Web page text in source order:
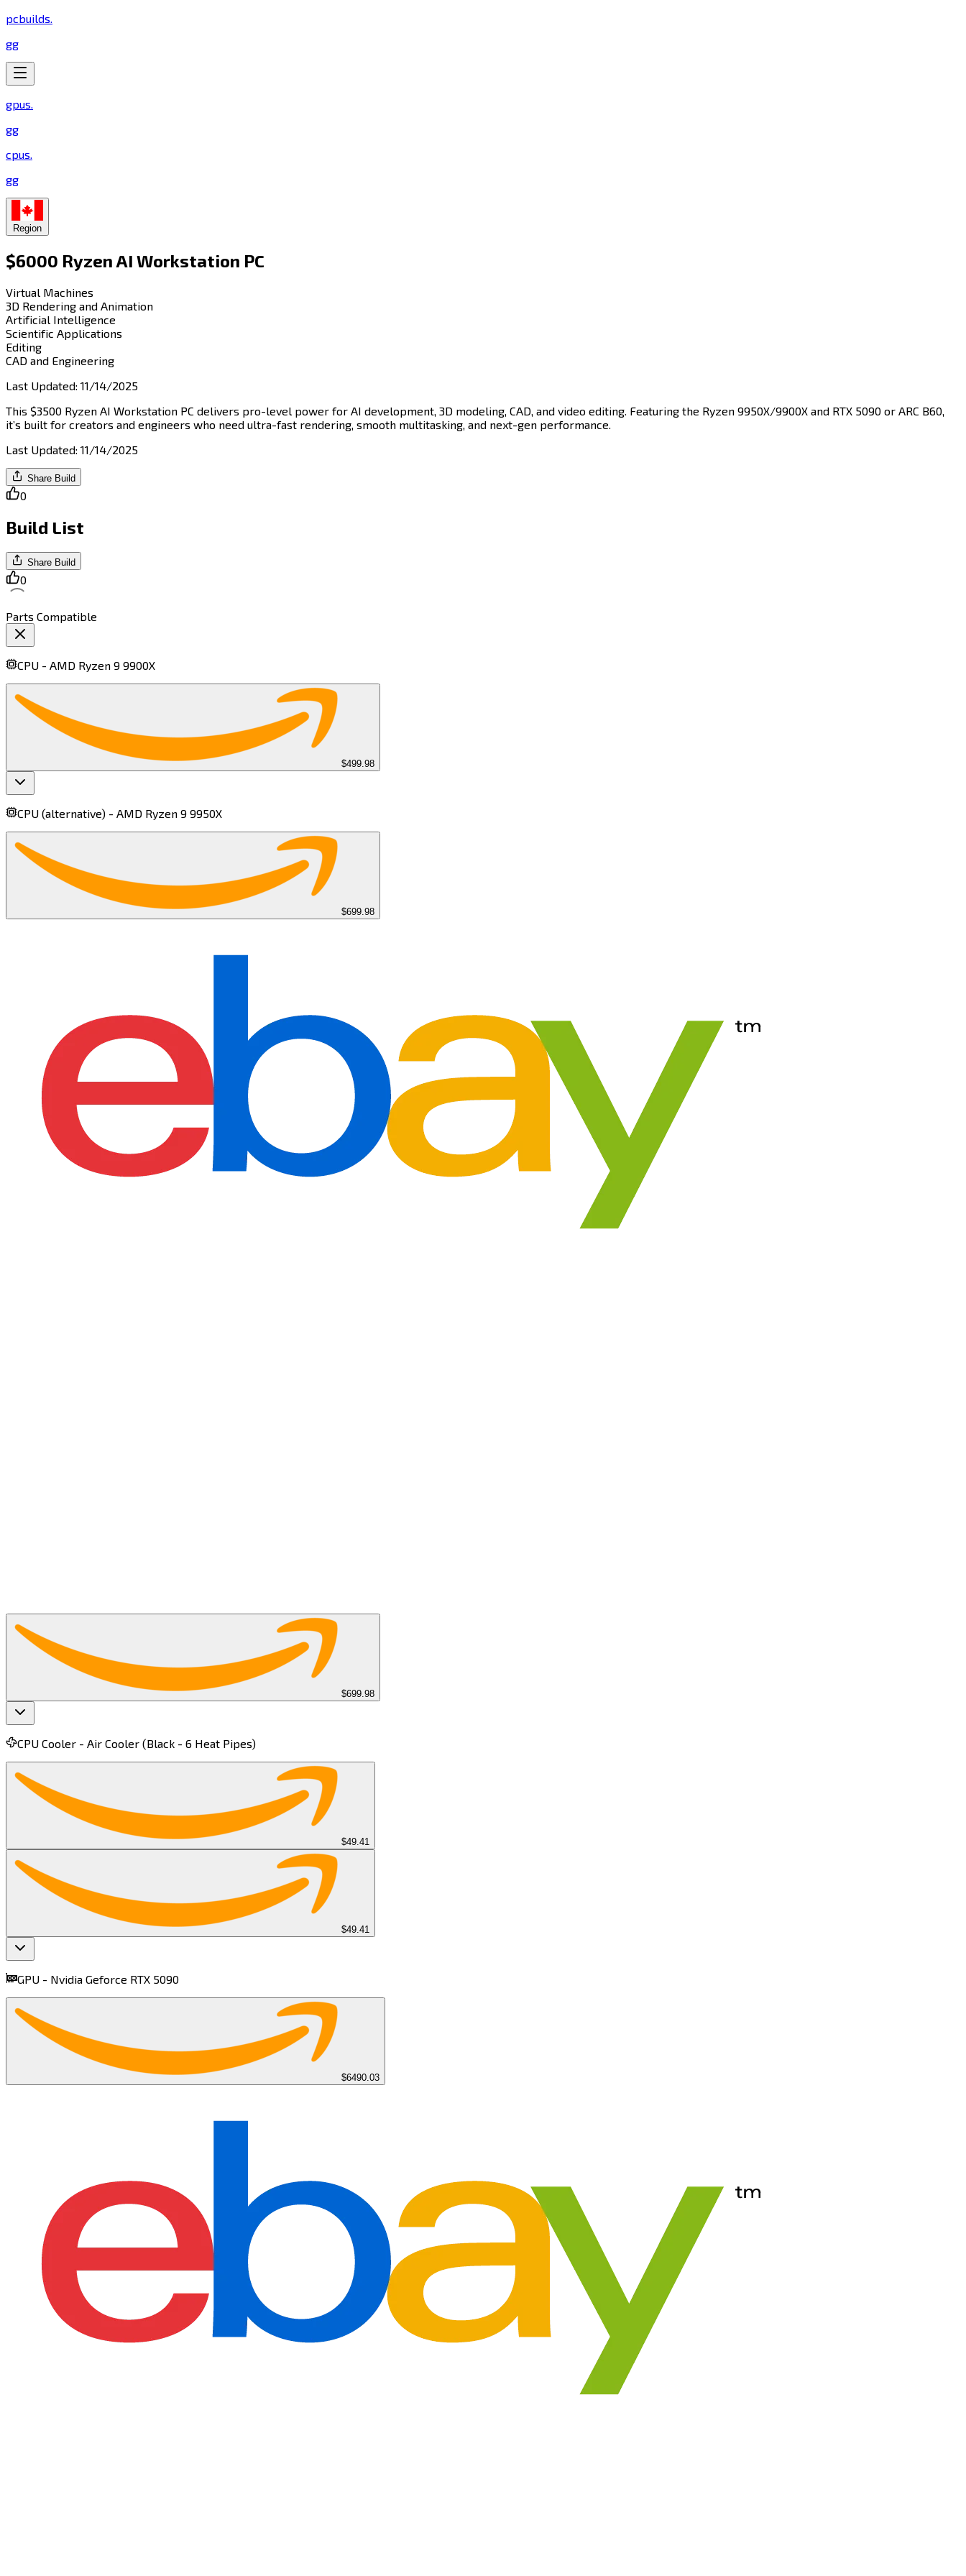
pcbuilds.
gg
gpus.
gg
cpus.
gg
Region
$6000 Ryzen AI Workstation PC​​​​‌ ‍ ​‍​‍‌‍ ‌ ​‍‌‍‍‌‌‍‌ ‌‍‍‌‌‍ ‍​‍​‍​ ‍‍​‍​‍‌ ​ ‌‍​‌‌‍ ‍‌‍‍‌‌ ‌​‌ ‍‌​‍ ‍‌‍‍‌‌‍ ​‍​‍​‍ ​​‍​‍‌‍‍​‌ ​‍‌‍‌‌‌‍‌‍​‍​‍​ ‍‍​‍​‍​‍ ‌‍​‌‌‍‌​‌‍ ‌‌‍‍‌‌‍ ‍​‍ ‌‍‍‌‌‍ ‍‌ ‌​‌‍‌‌‌‍ ‍‌ ‌​​‍ ‌‍‌‌‌‍‌​‌‍‍‌‌ ‌​​‍ ‌‍ ‌‌‍ ‌‍‌​‌‍‌‌​ ‌‌ ​​‌ ​‍‌‍‌‌‌ ​ ‌‍‌‌‌‍ ‍‌ ‌​‌‍​‌‌ ‌​‌‍‍‌‌‍ ‌‍ ‍​ ‍ ‌‍‍‌‌‍‌​​ ‌​ ‍​‌‍‌‍​ ‌‌‌‍‌‌​ ‌ ​ ​ ​ ‍‌‌‍‌​​‍ ‌​ ​​​ ​ ​ ​‌‌‍‌‍​‍ ‌​ ‌​​ ​‍​ ‌ ​ ‌​​‍ ‌‌‍​‌​ ​​‌‍​‌‌‍​‌​‍ ‌‌‍‌‍‌‍​ ​ ‌ ‌‍​‍​ ​‌‌‍‌‌​ ‍‌​ ​​​ ‍​‌‍​‌​ ‌‍​ ‌​​ ‍ ‌ ‌​‌ ‍‌‌ ​​‌‍‌‌​ ‌‌‍​‍‌ ‌‌‌‍‍‌‌‍ ​‌‍‌​​ ‍ ‌ ​​‌‍​‌‌ ‌​‌‍‍​​ ‌‌‍‍‌​ ​‌​ ‍​‌‍ ‍‌‌ ‌‍ ‍‌‍​‌‌‍ ‌‌‍‌‌​‍‌‌​ ‌‌‌​​‍‌‌ ‌‍‍ ‌‍‌‌‌ ‍‌​‍‌‌​ ​ ‌​‌​​‍‌‌​ ​ ‌​‌​​‍‌‌​ ​‍​ ​‍‌‍‌‌‌‍ ‍​‍‌‌​ ​‍​ ​‍​‍‌‌​ ‌‌‌​‌​​‍ ‍‌ ‌‍‌‍​‌‌‍ ​‌ ‌‌‌‍‌‌​ ‌‍​‍‌‍​‌‌ ​ ‌‍‌‌‌‌‌‌‌ ​‍‌‍ ​​ ‌​‍‌‌​ ​‍‌​‌‍‌‍​‌‌‍‌​‌‍ ‌‌‍‍‌‌‍ ‍​‍‌‍‌‍‍‌‌‍‌​​ ‌​ ‍​‌‍‌‍​ ‌‌‌‍‌‌​ ‌ ​ ​ ​ ‍‌‌‍‌​​‍ ‌​ ​​​ ​ ​ ​‌‌‍‌‍​‍ ‌​ ‌​​ ​‍​ ‌ ​ ‌​​‍ ‌‌‍​‌​ ​​‌‍​‌‌‍​‌​‍ ‌‌‍‌‍‌‍​ ​ ‌ ‌‍​‍​ ​‌‌‍‌‌​ ‍‌​ ​​​ ‍​‌‍​‌​ ‌‍​ ‌​​‍‌‍‌ ‌​‌ ‍‌‌ ​​‌‍‌‌​ ‌‌‍​‍‌ ‌‌‌‍‍‌‌‍ ​‌‍‌​​‍‌‍‌ ​​‌‍​‌‌ ‌​‌‍‍​​ ‌‌‍‍‌​ ​‌​ ‍​‌‍ ‍‌‌ ‌‍ ‍‌‍​‌‌‍ ‌‌‍‌‌​‍‌‌​ ‌‌‌​​‍‌‌ ‌‍‍ ‌‍‌‌‌ ‍‌​‍‌‌​ ​ ‌​‌​​‍‌‌​ ​ ‌​‌​​‍‌‌​ ​‍​ ​‍‌‍‌‌‌‍ ‍​‍‌‌​ ​‍​ ​‍​‍‌‌​ ‌‌‌​‌​​‍ ‍‌ ‌‍‌‍​‌‌‍ ​‌ ‌‌‌‍‌‌​‍‌‍‌ ​​‌‍‌‌‌ ​‍‌ ​ ‌ ​​‌‍‌‌‌‍​ ‌ ‌​‌‍‍‌‌ ‌‍‌‍‌‌​ ‌‌ ​​‌ ‌‌‌‍​‍‌‍ ​‌‍‍‌‌ ​ ‌‍‍​‌‍‌‌‌‍‌​​‍​‍‌ ‌
Virtual Machines​​​​‌ ‍ ​‍​‍‌‍ ‌ ​‍‌‍‍‌‌‍‌ ‌‍‍‌‌‍ ‍​‍​‍​ ‍‍​‍​‍‌ ​ ‌‍​‌‌‍ ‍‌‍‍‌‌ ‌​‌ ‍‌​‍ ‍‌‍‍‌‌‍ ​‍​‍​‍ ​​‍​‍‌‍‍​‌ ​‍‌‍‌‌‌‍‌‍​‍​‍​ ‍‍​‍​‍​‍ ‌‍​‌‌‍‌​‌‍ ‌‌‍‍‌‌‍ ‍​‍ ‌‍‍‌‌‍ ‍‌ ‌​‌‍‌‌‌‍ ‍‌ ‌​​‍ ‌‍‌‌‌‍‌​‌‍‍‌‌ ‌​​‍ ‌‍ ‌‌‍ ‌‍‌​‌‍‌‌​ ‌‌ ​​‌ ​‍‌‍‌‌‌ ​ ‌‍‌‌‌‍ ‍‌ ‌​‌‍​‌‌ ‌​‌‍‍‌‌‍ ‌‍ ‍​ ‍ ‌‍‍‌‌‍‌​​ ‌​ ‌​​ ​‍​ ‌ ‌‍‌​​ ‌‌‌‍‌‍​ ‌‍​ ‌‍​‍ ‌​ ‌​‌‍​ ‌‍‌​​ ​ ​‍ ‌​ ‌​​ ​‌​ ‌​‌‍​‍​‍ ‌‌‍​‌​ ‍‌​ ‌ ‌‍‌​​‍ ‌​ ‌ ​ ​ ‌‍‌‌‌‍‌‍​ ‌‍​ ‌‌​ ​ ‌‍​ ​ ‌​​ ​‍​ ‍‌​ ​‌​ ‍ ‌ ‌​‌ ‍‌‌ ​​‌‍‌‌​ ‌‌ ‌​‌‍​‌‌‍‌ ​ ‍ ‌ ​​‌‍​‌‌ ‌​‌‍‍​​ ‌‌‍ ‍‌‍​‌‌‍ ‌‌‍‌‌​ ‌‍​‍‌‍​‌‌ ​ ‌‍‌‌‌‌‌‌‌ ​‍‌‍ ​​ ‌​‍‌‌​ ​‍‌​‌‍‌‍​‌‌‍‌​‌‍ ‌‌‍‍‌‌‍ ‍​‍‌‍‌‍‍‌‌‍‌​​ ‌​ ‌​​ ​‍​ ‌ ‌‍‌​​ ‌‌‌‍‌‍​ ‌‍​ ‌‍​‍ ‌​ ‌​‌‍​ ‌‍‌​​ ​ ​‍ ‌​ ‌​​ ​‌​ ‌​‌‍​‍​‍ ‌‌‍​‌​ ‍‌​ ‌ ‌‍‌​​‍ ‌​ ‌ ​ ​ ‌‍‌‌‌‍‌‍​ ‌‍​ ‌‌​ ​ ‌‍​ ​ ‌​​ ​‍​ ‍‌​ ​‌​‍‌‍‌ ‌​‌ ‍‌‌ ​​‌‍‌‌​ ‌‌ ‌​‌‍​‌‌‍‌ ​‍‌‍‌ ​​‌‍​‌‌ ‌​‌‍‍​​ ‌‌‍ ‍‌‍​‌‌‍ ‌‌‍‌‌​‍‌‍‌ ​​‌‍‌‌‌ ​‍‌ ​ ‌ ​​‌‍‌‌‌‍​ ‌ ‌​‌‍‍‌‌ ‌‍‌‍‌‌​ ‌‌ ​​‌ ‌‌‌‍​‍‌‍ ​‌‍‍‌‌ ​ ‌‍‍​‌‍‌‌‌‍‌​​‍​‍‌ ‌
3D Rendering and Animation​​​​‌ ‍ ​‍​‍‌‍ ‌ ​‍‌‍‍‌‌‍‌ ‌‍‍‌‌‍ ‍​‍​‍​ ‍‍​‍​‍‌ ​ ‌‍​‌‌‍ ‍‌‍‍‌‌ ‌​‌ ‍‌​‍ ‍‌‍‍‌‌‍ ​‍​‍​‍ ​​‍​‍‌‍‍​‌ ​‍‌‍‌‌‌‍‌‍​‍​‍​ ‍‍​‍​‍​‍ ‌‍​‌‌‍‌​‌‍ ‌‌‍‍‌‌‍ ‍​‍ ‌‍‍‌‌‍ ‍‌ ‌​‌‍‌‌‌‍ ‍‌ ‌​​‍ ‌‍‌‌‌‍‌​‌‍‍‌‌ ‌​​‍ ‌‍ ‌‌‍ ‌‍‌​‌‍‌‌​ ‌‌ ​​‌ ​‍‌‍‌‌‌ ​ ‌‍‌‌‌‍ ‍‌ ‌​‌‍​‌‌ ‌​‌‍‍‌‌‍ ‌‍ ‍​ ‍ ‌‍‍‌‌‍‌​​ ‌​ ‍​‌‍​‍‌‍​‍​ ​ ​ ‌‌​ ​ ​ ‌​​ ‌‌​‍ ‌‌‍​‍​ ​‍​ ​‌​ ​ ​‍ ‌​ ‌​‌‍​‌‌‍‌‍​ ​​​‍ ‌​ ‍‌​ ​‌​ ‌‌​ ‍‌​‍ ‌‌‍​‍‌‍​‌​ ‍​​ ‌​‌‍‌​‌‍‌​‌‍‌​​ ​​‌‍​ ​ ​‌​ ​‌‌‍​‍​ ‍ ‌ ‌​‌ ‍‌‌ ​​‌‍‌‌​ ‌‌ ‌​‌‍​‌‌‍‌ ​ ‍ ‌ ​​‌‍​‌‌ ‌​‌‍‍​​ ‌‌‍ ‍‌‍​‌‌‍ ‌‌‍‌‌​ ‌‍​‍‌‍​‌‌ ​ ‌‍‌‌‌‌‌‌‌ ​‍‌‍ ​​ ‌​‍‌‌​ ​‍‌​‌‍‌‍​‌‌‍‌​‌‍ ‌‌‍‍‌‌‍ ‍​‍‌‍‌‍‍‌‌‍‌​​ ‌​ ‍​‌‍​‍‌‍​‍​ ​ ​ ‌‌​ ​ ​ ‌​​ ‌‌​‍ ‌‌‍​‍​ ​‍​ ​‌​ ​ ​‍ ‌​ ‌​‌‍​‌‌‍‌‍​ ​​​‍ ‌​ ‍‌​ ​‌​ ‌‌​ ‍‌​‍ ‌‌‍​‍‌‍​‌​ ‍​​ ‌​‌‍‌​‌‍‌​‌‍‌​​ ​​‌‍​ ​ ​‌​ ​‌‌‍​‍​‍‌‍‌ ‌​‌ ‍‌‌ ​​‌‍‌‌​ ‌‌ ‌​‌‍​‌‌‍‌ ​‍‌‍‌ ​​‌‍​‌‌ ‌​‌‍‍​​ ‌‌‍ ‍‌‍​‌‌‍ ‌‌‍‌‌​‍‌‍‌ ​​‌‍‌‌‌ ​‍‌ ​ ‌ ​​‌‍‌‌‌‍​ ‌ ‌​‌‍‍‌‌ ‌‍‌‍‌‌​ ‌‌ ​​‌ ‌‌‌‍​‍‌‍ ​‌‍‍‌‌ ​ ‌‍‍​‌‍‌‌‌‍‌​​‍​‍‌ ‌
Artificial Intelligence​​​​‌ ‍ ​‍​‍‌‍ ‌ ​‍‌‍‍‌‌‍‌ ‌‍‍‌‌‍ ‍​‍​‍​ ‍‍​‍​‍‌ ​ ‌‍​‌‌‍ ‍‌‍‍‌‌ ‌​‌ ‍‌​‍ ‍‌‍‍‌‌‍ ​‍​‍​‍ ​​‍​‍‌‍‍​‌ ​‍‌‍‌‌‌‍‌‍​‍​‍​ ‍‍​‍​‍​‍ ‌‍​‌‌‍‌​‌‍ ‌‌‍‍‌‌‍ ‍​‍ ‌‍‍‌‌‍ ‍‌ ‌​‌‍‌‌‌‍ ‍‌ ‌​​‍ ‌‍‌‌‌‍‌​‌‍‍‌‌ ‌​​‍ ‌‍ ‌‌‍ ‌‍‌​‌‍‌‌​ ‌‌ ​​‌ ​‍‌‍‌‌‌ ​ ‌‍‌‌‌‍ ‍‌ ‌​‌‍​‌‌ ‌​‌‍‍‌‌‍ ‌‍ ‍​ ‍ ‌‍‍‌‌‍‌​​ ‌‌‍‌‌‌‍‌‌​ ‍​​ ​ ​ ​‍​ ‍​‌‍​‍​ ​‍​‍ ‌‌‍‌​​ ‌ ​ ​‍​ ​​​‍ ‌​ ‌​‌‍​‌​ ​​‌‍‌‍​‍ ‌​ ‍​​ ‌‌​ ‌‍​ ‍​​‍ ‌‌‍‌‍‌‍​‌​ ‌‌​ ​​​ ​‌‌‍​‍‌‍‌‌‌‍​‍​ ‍​‌‍​‌‌‍​‌​ ‍​​ ‍ ‌ ‌​‌ ‍‌‌ ​​‌‍‌‌​ ‌‌ ‌​‌‍​‌‌‍‌ ​ ‍ ‌ ​​‌‍​‌‌ ‌​‌‍‍​​ ‌‌‍ ‍‌‍​‌‌‍ ‌‌‍‌‌​ ‌‍​‍‌‍​‌‌ ​ ‌‍‌‌‌‌‌‌‌ ​‍‌‍ ​​ ‌​‍‌‌​ ​‍‌​‌‍‌‍​‌‌‍‌​‌‍ ‌‌‍‍‌‌‍ ‍​‍‌‍‌‍‍‌‌‍‌​​ ‌‌‍‌‌‌‍‌‌​ ‍​​ ​ ​ ​‍​ ‍​‌‍​‍​ ​‍​‍ ‌‌‍‌​​ ‌ ​ ​‍​ ​​​‍ ‌​ ‌​‌‍​‌​ ​​‌‍‌‍​‍ ‌​ ‍​​ ‌‌​ ‌‍​ ‍​​‍ ‌‌‍‌‍‌‍​‌​ ‌‌​ ​​​ ​‌‌‍​‍‌‍‌‌‌‍​‍​ ‍​‌‍​‌‌‍​‌​ ‍​​‍‌‍‌ ‌​‌ ‍‌‌ ​​‌‍‌‌​ ‌‌ ‌​‌‍​‌‌‍‌ ​‍‌‍‌ ​​‌‍​‌‌ ‌​‌‍‍​​ ‌‌‍ ‍‌‍​‌‌‍ ‌‌‍‌‌​‍‌‍‌ ​​‌‍‌‌‌ ​‍‌ ​ ‌ ​​‌‍‌‌‌‍​ ‌ ‌​‌‍‍‌‌ ‌‍‌‍‌‌​ ‌‌ ​​‌ ‌‌‌‍​‍‌‍ ​‌‍‍‌‌ ​ ‌‍‍​‌‍‌‌‌‍‌​​‍​‍‌ ‌
Scientific Applications​​​​‌ ‍ ​‍​‍‌‍ ‌ ​‍‌‍‍‌‌‍‌ ‌‍‍‌‌‍ ‍​‍​‍​ ‍‍​‍​‍‌ ​ ‌‍​‌‌‍ ‍‌‍‍‌‌ ‌​‌ ‍‌​‍ ‍‌‍‍‌‌‍ ​‍​‍​‍ ​​‍​‍‌‍‍​‌ ​‍‌‍‌‌‌‍‌‍​‍​‍​ ‍‍​‍​‍​‍ ‌‍​‌‌‍‌​‌‍ ‌‌‍‍‌‌‍ ‍​‍ ‌‍‍‌‌‍ ‍‌ ‌​‌‍‌‌‌‍ ‍‌ ‌​​‍ ‌‍‌‌‌‍‌​‌‍‍‌‌ ‌​​‍ ‌‍ ‌‌‍ ‌‍‌​‌‍‌‌​ ‌‌ ​​‌ ​‍‌‍‌‌‌ ​ ‌‍‌‌‌‍ ‍‌ ‌​‌‍​‌‌ ‌​‌‍‍‌‌‍ ‌‍ ‍​ ‍ ‌‍‍‌‌‍‌​​ ‌‌‍‌​‌‍​‌​ ‌ ​ ​‍‌‍​‌​ ​‍‌‍​‌​ ‌‍​‍ ‌‌‍‌​​ ‌​​ ‌‍‌‍‌‍​‍ ‌​ ‌​​ ​ ​ ‌‌​ ​ ​‍ ‌​ ‍​​ ​‌‌‍​‌​ ‌ ​‍ ‌‌‍​‍‌‍​‍‌‍​‌​ ‌‍​ ​​‌‍‌‍​ ​‌​ ‌ ​ ‍​​ ​​‌‍​ ​ ‍​​ ‍ ‌ ‌​‌ ‍‌‌ ​​‌‍‌‌​ ‌‌ ‌​‌‍​‌‌‍‌ ​ ‍ ‌ ​​‌‍​‌‌ ‌​‌‍‍​​ ‌‌‍ ‍‌‍​‌‌‍ ‌‌‍‌‌​ ‌‍​‍‌‍​‌‌ ​ ‌‍‌‌‌‌‌‌‌ ​‍‌‍ ​​ ‌​‍‌‌​ ​‍‌​‌‍‌‍​‌‌‍‌​‌‍ ‌‌‍‍‌‌‍ ‍​‍‌‍‌‍‍‌‌‍‌​​ ‌‌‍‌​‌‍​‌​ ‌ ​ ​‍‌‍​‌​ ​‍‌‍​‌​ ‌‍​‍ ‌‌‍‌​​ ‌​​ ‌‍‌‍‌‍​‍ ‌​ ‌​​ ​ ​ ‌‌​ ​ ​‍ ‌​ ‍​​ ​‌‌‍​‌​ ‌ ​‍ ‌‌‍​‍‌‍​‍‌‍​‌​ ‌‍​ ​​‌‍‌‍​ ​‌​ ‌ ​ ‍​​ ​​‌‍​ ​ ‍​​‍‌‍‌ ‌​‌ ‍‌‌ ​​‌‍‌‌​ ‌‌ ‌​‌‍​‌‌‍‌ ​‍‌‍‌ ​​‌‍​‌‌ ‌​‌‍‍​​ ‌‌‍ ‍‌‍​‌‌‍ ‌‌‍‌‌​‍‌‍‌ ​​‌‍‌‌‌ ​‍‌ ​ ‌ ​​‌‍‌‌‌‍​ ‌ ‌​‌‍‍‌‌ ‌‍‌‍‌‌​ ‌‌ ​​‌ ‌‌‌‍​‍‌‍ ​‌‍‍‌‌ ​ ‌‍‍​‌‍‌‌‌‍‌​​‍​‍‌ ‌
Editing​​​​‌ ‍ ​‍​‍‌‍ ‌ ​‍‌‍‍‌‌‍‌ ‌‍‍‌‌‍ ‍​‍​‍​ ‍‍​‍​‍‌ ​ ‌‍​‌‌‍ ‍‌‍‍‌‌ ‌​‌ ‍‌​‍ ‍‌‍‍‌‌‍ ​‍​‍​‍ ​​‍​‍‌‍‍​‌ ​‍‌‍‌‌‌‍‌‍​‍​‍​ ‍‍​‍​‍​‍ ‌‍​‌‌‍‌​‌‍ ‌‌‍‍‌‌‍ ‍​‍ ‌‍‍‌‌‍ ‍‌ ‌​‌‍‌‌‌‍ ‍‌ ‌​​‍ ‌‍‌‌‌‍‌​‌‍‍‌‌ ‌​​‍ ‌‍ ‌‌‍ ‌‍‌​‌‍‌‌​ ‌‌ ​​‌ ​‍‌‍‌‌‌ ​ ‌‍‌‌‌‍ ‍‌ ‌​‌‍​‌‌ ‌​‌‍‍‌‌‍ ‌‍ ‍​ ‍ ‌‍‍‌‌‍‌​​ ‌‌‍‌​​ ‌ ‌‍​‍‌‍‌​​ ​‌‌‍​ ​ ‌‍​ ‌​​‍ ‌​ ​‍​ ‌ ​ ‌​​ ‍‌​‍ ‌​ ‌​​ ​‍​ ​ ​ ‍‌​‍ ‌​ ‍​​ ​​​ ‌​‌‍‌‍​‍ ‌​ ‌‍‌‍‌‍‌‍​ ​ ‌‌​ ‌‌‌‍‌​​ ​‌​ ‌ ‌‍​‍‌‍​‍‌‍‌‌​ ​‌​ ‍ ‌ ‌​‌ ‍‌‌ ​​‌‍‌‌​ ‌‌ ‌​‌‍​‌‌‍‌ ​ ‍ ‌ ​​‌‍​‌‌ ‌​‌‍‍​​ ‌‌‍ ‍‌‍​‌‌‍ ‌‌‍‌‌​ ‌‍​‍‌‍​‌‌ ​ ‌‍‌‌‌‌‌‌‌ ​‍‌‍ ​​ ‌​‍‌‌​ ​‍‌​‌‍‌‍​‌‌‍‌​‌‍ ‌‌‍‍‌‌‍ ‍​‍‌‍‌‍‍‌‌‍‌​​ ‌‌‍‌​​ ‌ ‌‍​‍‌‍‌​​ ​‌‌‍​ ​ ‌‍​ ‌​​‍ ‌​ ​‍​ ‌ ​ ‌​​ ‍‌​‍ ‌​ ‌​​ ​‍​ ​ ​ ‍‌​‍ ‌​ ‍​​ ​​​ ‌​‌‍‌‍​‍ ‌​ ‌‍‌‍‌‍‌‍​ ​ ‌‌​ ‌‌‌‍‌​​ ​‌​ ‌ ‌‍​‍‌‍​‍‌‍‌‌​ ​‌​‍‌‍‌ ‌​‌ ‍‌‌ ​​‌‍‌‌​ ‌‌ ‌​‌‍​‌‌‍‌ ​‍‌‍‌ ​​‌‍​‌‌ ‌​‌‍‍​​ ‌‌‍ ‍‌‍​‌‌‍ ‌‌‍‌‌​‍‌‍‌ ​​‌‍‌‌‌ ​‍‌ ​ ‌ ​​‌‍‌‌‌‍​ ‌ ‌​‌‍‍‌‌ ‌‍‌‍‌‌​ ‌‌ ​​‌ ‌‌‌‍​‍‌‍ ​‌‍‍‌‌ ​ ‌‍‍​‌‍‌‌‌‍‌​​‍​‍‌ ‌
CAD and Engineering​​​​‌ ‍ ​‍​‍‌‍ ‌ ​‍‌‍‍‌‌‍‌ ‌‍‍‌‌‍ ‍​‍​‍​ ‍‍​‍​‍‌ ​ ‌‍​‌‌‍ ‍‌‍‍‌‌ ‌​‌ ‍‌​‍ ‍‌‍‍‌‌‍ ​‍​‍​‍ ​​‍​‍‌‍‍​‌ ​‍‌‍‌‌‌‍‌‍​‍​‍​ ‍‍​‍​‍​‍ ‌‍​‌‌‍‌​‌‍ ‌‌‍‍‌‌‍ ‍​‍ ‌‍‍‌‌‍ ‍‌ ‌​‌‍‌‌‌‍ ‍‌ ‌​​‍ ‌‍‌‌‌‍‌​‌‍‍‌‌ ‌​​‍ ‌‍ ‌‌‍ ‌‍‌​‌‍‌‌​ ‌‌ ​​‌ ​‍‌‍‌‌‌ ​ ‌‍‌‌‌‍ ‍‌ ‌​‌‍​‌‌ ‌​‌‍‍‌‌‍ ‌‍ ‍​ ‍ ‌‍‍‌‌‍‌​​ ‌‌‍​‍​ ​‍‌‍​‌‌‍​‍‌‍‌​​ ​‍​ ‍‌‌‍​‌​‍ ‌​ ​‍‌‍​‌‌‍‌​​ ‍‌​‍ ‌​ ‌​​ ‌‍‌‍​‌​ ​‍​‍ ‌​ ‍​‌‍‌​​ ​‌​ ‌‌​‍ ‌​ ​‍​ ​​​ ​‍​ ‌‌‌‍‌‌​ ​ ​ ‌‌​ ​ ​ ​‌‌‍‌​​ ​​​ ​ ​ ‍ ‌ ‌​‌ ‍‌‌ ​​‌‍‌‌​ ‌‌ ‌​‌‍​‌‌‍‌ ​ ‍ ‌ ​​‌‍​‌‌ ‌​‌‍‍​​ ‌‌‍ ‍‌‍​‌‌‍ ‌‌‍‌‌​ ‌‍​‍‌‍​‌‌ ​ ‌‍‌‌‌‌‌‌‌ ​‍‌‍ ​​ ‌​‍‌‌​ ​‍‌​‌‍‌‍​‌‌‍‌​‌‍ ‌‌‍‍‌‌‍ ‍​‍‌‍‌‍‍‌‌‍‌​​ ‌‌‍​‍​ ​‍‌‍​‌‌‍​‍‌‍‌​​ ​‍​ ‍‌‌‍​‌​‍ ‌​ ​‍‌‍​‌‌‍‌​​ ‍‌​‍ ‌​ ‌​​ ‌‍‌‍​‌​ ​‍​‍ ‌​ ‍​‌‍‌​​ ​‌​ ‌‌​‍ ‌​ ​‍​ ​​​ ​‍​ ‌‌‌‍‌‌​ ​ ​ ‌‌​ ​ ​ ​‌‌‍‌​​ ​​​ ​ ​‍‌‍‌ ‌​‌ ‍‌‌ ​​‌‍‌‌​ ‌‌ ‌​‌‍​‌‌‍‌ ​‍‌‍‌ ​​‌‍​‌‌ ‌​‌‍‍​​ ‌‌‍ ‍‌‍​‌‌‍ ‌‌‍‌‌​‍‌‍‌ ​​‌‍‌‌‌ ​‍‌ ​ ‌ ​​‌‍‌‌‌‍​ ‌ ‌​‌‍‍‌‌ ‌‍‌‍‌‌​ ‌‌ ​​‌ ‌‌‌‍​‍‌‍ ​‌‍‍‌‌ ​ ‌‍‍​‌‍‌‌‌‍‌​​‍​‍‌ ‌
Last Updated: 11/14/2025
This $3500 Ryzen AI Workstation PC delivers pro-level power for AI development, 3D modeling, CAD, and video editing. Featuring the Ryzen 9950X/9900X and RTX 5090 or ARC B60,
it’s built for creators and engineers who need ultra-fast rendering, smooth multitasking, and next-gen performance.​​​​‌ ‍ ​‍​‍‌‍ ‌ ​‍‌‍‍‌‌‍‌ ‌‍‍‌‌‍ ‍​‍​‍​ ‍‍​‍​‍‌ ​ ‌‍​‌‌‍ ‍‌‍‍‌‌ ‌​‌ ‍‌​‍ ‍‌‍‍‌‌‍ ​‍​‍​‍ ​​‍​‍‌‍‍​‌ ​‍‌‍‌‌‌‍‌‍​‍​‍​ ‍‍​‍​‍​‍ ‌‍​‌‌‍‌​‌‍ ‌‌‍‍‌‌‍ ‍​‍ ‌‍‍‌‌‍ ‍‌ ‌​‌‍‌‌‌‍ ‍‌ ‌​​‍ ‌‍‌‌‌‍‌​‌‍‍‌‌ ‌​​‍ ‌‍ ‌‌‍ ‌‍‌​‌‍‌‌​ ‌‌ ​​‌ ​‍‌‍‌‌‌ ​ ‌‍‌‌‌‍ ‍‌ ‌​‌‍​‌‌ ‌​‌‍‍‌‌‍ ‌‍ ‍​ ‍ ‌‍‍‌‌‍‌​​ ‌​ ‍​‌‍‌‍​ ‌‌‌‍‌‌​ ‌ ​ ​ ​ ‍‌‌‍‌​​‍ ‌​ ​​​ ​ ​ ​‌‌‍‌‍​‍ ‌​ ‌​​ ​‍​ ‌ ​ ‌​​‍ ‌‌‍​‌​ ​​‌‍​‌‌‍​‌​‍ ‌‌‍‌‍‌‍​ ​ ‌ ‌‍​‍​ ​‌‌‍‌‌​ ‍‌​ ​​​ ‍​‌‍​‌​ ‌‍​ ‌​​ ‍ ‌ ‌​‌ ‍‌‌ ​​‌‍‌‌​ ‌‌‍​‍‌ ‌‌‌‍‍‌‌‍ ​‌‍‌​​ ‍ ‌ ​​‌‍​‌‌ ‌​‌‍‍​​ ‌‌‍‍‌​ ​‌​ ‍​‌‍ ‍‌‌ ‌ ​ ‌‍‍​‌‍ ‌ ​‍‌ ‌​‌‌ ‌‍‌​‌‍‌‌‌ ​ ‌‍​ ​‍‌‌​ ‌‌‌​​‍‌‌ ‌‍‍ ‌‍‌‌‌ ‍‌​‍‌‌​ ​ ‌​‌​​‍‌‌​ ​ ‌​‌​​‍‌‌​ ​‍​ ​‍‌‍‌‌‌‍ ‍​‍‌‌​ ​‍​ ​‍​‍‌‌​ ‌‌‌​‌​​‍ ‍‌ ‌‍‌‍​‌‌‍ ​‌ ‌‌‌‍‌‌​‍‌‌​ ‌‌‌​​‍‌‌ ‌‍‍ ‌‍‌‌‌ ‍‌​‍‌‌​ ​ ‌​‌​​‍‌‌​ ​ ‌​‌​​‍‌‌​ ​‍​ ​‍​ ‌‍​ ​ ​ ​‍​ ‍‌​ ​​​ ‌​​ ​ ​ ​ ​ ‍‌​ ‍​‌‍​‌​ ​‌​‍‌‌​ ​‍​ ​‍​‍‌‌​ ‌‌‌​‌​​‍ ‍‌‍​ ‌‍‍​‌‍‍‌‌‍ ​‌‍‌​‌ ​‍‌‍‌‌‌‍ ‍​‍‌‌​ ‌‌‌​​‍‌‌ ‌‍‍ ‌‍‌‌‌ ‍‌​‍‌‌​ ​ ‌​‌​​‍‌‌​ ​ ‌​‌​​‍‌‌​ ​‍​ ​‍‌‍‌‌‌‍​‍​ ‍​​ ​​‌‍‌​‌‍​‍‌‍​ ‌‍‌‌​ ​ ​ ‌​‌‍‌‌‌‍​‍​‍‌‌​ ​‍​ ​‍​‍‌‌​ ‌‌‌​‌​​‍ ‍‌ ‌​‌‍‌‌‌ ‍​‌ ‌​​ ‌‍​‍‌‍​‌‌ ​ ‌‍‌‌‌‌‌‌‌ ​‍‌‍ ​​ ‌​‍‌‌​ ​‍‌​‌‍‌‍​‌‌‍‌​‌‍ ‌‌‍‍‌‌‍ ‍​‍‌‍‌‍‍‌‌‍‌​​ ‌​ ‍​‌‍‌‍​ ‌‌‌‍‌‌​ ‌ ​ ​ ​ ‍‌‌‍‌​​‍ ‌​ ​​​ ​ ​ ​‌‌‍‌‍​‍ ‌​ ‌​​ ​‍​ ‌ ​ ‌​​‍ ‌‌‍​‌​ ​​‌‍​‌‌‍​‌​‍ ‌‌‍‌‍‌‍​ ​ ‌ ‌‍​‍​ ​‌‌‍‌‌​ ‍‌​ ​​​ ‍​‌‍​‌​ ‌‍​ ‌​​‍‌‍‌ ‌​‌ ‍‌‌ ​​‌‍‌‌​ ‌‌‍​‍‌ ‌‌‌‍‍‌‌‍ ​‌‍‌​​‍‌‍‌ ​​‌‍​‌‌ ‌​‌‍‍​​ ‌‌‍‍‌​ ​‌​ ‍​‌‍ ‍‌‌ ‌ ​ ‌‍‍​‌‍ ‌ ​‍‌ ‌​‌‌ ‌‍‌​‌‍‌‌‌ ​ ‌‍​ ​‍‌‌​ ‌‌‌​​‍‌‌ ‌‍‍ ‌‍‌‌‌ ‍‌​‍‌‌​ ​ ‌​‌​​‍‌‌​ ​ ‌​‌​​‍‌‌​ ​‍​ ​‍‌‍‌‌‌‍ ‍​‍‌‌​ ​‍​ ​‍​‍‌‌​ ‌‌‌​‌​​‍ ‍‌ ‌‍‌‍​‌‌‍ ​‌ ‌‌‌‍‌‌​‍‌‌​ ‌‌‌​​‍‌‌ ‌‍‍ ‌‍‌‌‌ ‍‌​‍‌‌​ ​ ‌​‌​​‍‌‌​ ​ ‌​‌​​‍‌‌​ ​‍​ ​‍​ ‌‍​ ​ ​ ​‍​ ‍‌​ ​​​ ‌​​ ​ ​ ​ ​ ‍‌​ ‍​‌‍​‌​ ​‌​‍‌‌​ ​‍​ ​‍​‍‌‌​ ‌‌‌​‌​​‍ ‍‌‍​ ‌‍‍​‌‍‍‌‌‍ ​‌‍‌​‌ ​‍‌‍‌‌‌‍ ‍​‍‌‌​ ‌‌‌​​‍‌‌ ‌‍‍ ‌‍‌‌‌ ‍‌​‍‌‌​ ​ ‌​‌​​‍‌‌​ ​ ‌​‌​​‍‌‌​ ​‍​ ​‍‌‍‌‌‌‍​‍​ ‍​​ ​​‌‍‌​‌‍​‍‌‍​ ‌‍‌‌​ ​ ​ ‌​‌‍‌‌‌‍​‍​‍‌‌​ ​‍​ ​‍​‍‌‌​ ‌‌‌​‌​​‍ ‍‌ ‌​‌‍‌‌‌ ‍​‌ ‌​​‍‌‍‌ ​​‌‍‌‌‌ ​‍‌ ​ ‌ ​​‌‍‌‌‌‍​ ‌ ‌​‌‍‍‌‌ ‌‍‌‍‌‌​ ‌‌ ​​‌ ‌‌‌‍​‍‌‍ ​‌‍‍‌‌ ​ ‌‍‍​‌‍‌‌‌‍‌​​‍​‍‌ ‌
Last Updated: 11/14/2025
Share Build
0
Build List
Share Build
0
Parts Compatible
CPU - AMD Ryzen 9 9900X​​​​‌ ‍ ​‍​‍‌‍ ‌ ​‍‌‍‍‌‌‍‌ ‌‍‍‌‌‍ ‍​‍​‍​ ‍‍​‍​‍‌ ​ ‌‍​‌‌‍ ‍‌‍‍‌‌ ‌​‌ ‍‌​‍ ‍‌‍‍‌‌‍ ​‍​‍​‍ ​​‍​‍‌‍‍​‌ ​‍‌‍‌‌‌‍‌‍​‍​‍​ ‍‍​‍​‍​‍ ‌‍​‌‌‍‌​‌‍ ‌‌‍‍‌‌‍ ‍​‍ ‌‍‍‌‌‍ ‍‌ ‌​‌‍‌‌‌‍ ‍‌ ‌​​‍ ‌‍‌‌‌‍‌​‌‍‍‌‌ ‌​​‍ ‌‍ ‌‌‍ ‌‍‌​‌‍‌‌​ ‌‌ ​​‌ ​‍‌‍‌‌‌ ​ ‌‍‌‌‌‍ ‍‌ ‌​‌‍​‌‌ ‌​‌‍‍‌‌‍ ‌‍ ‍​ ‍ ‌‍‍‌‌‍‌​​ ‌‌‍​‌​ ‍‌​ ​‍‌‍‌​​ ‌‍‌‍​‌​ ​‍​ ​​​‍ ‌​ ‌‌​ ‌‌​ ​ ​ ‌‌​‍ ‌​ ‌​​ ‌​​ ​‌​ ​‍​‍ ‌‌‍​‌​ ‌ ​ ‍​​ ​‌​‍ ‌​ ‌​‌‍‌‍​ ​‍​ ​​​ ​​‌‍​‍‌‍​‌‌‍‌​​ ‌‍​ ‌‌​ ‌ ​ ‌‌​ ‍ ‌ ‌​‌ ‍‌‌ ​​‌‍‌‌​ ‌‌‍​ ‌ ​​‌ ‌‌​ ‍ ‌ ​​‌‍​‌‌ ‌​‌‍‍​​ ‌‌‍ ‍‌‍​‌‌‍ ‌‌‍‌‌​ ‌‍​‍‌‍​‌‌ ​ ‌‍‌‌‌‌‌‌‌ ​‍‌‍ ​​ ‌​‍‌‌​ ​‍‌​‌‍‌‍​‌‌‍‌​‌‍ ‌‌‍‍‌‌‍ ‍​‍‌‍‌‍‍‌‌‍‌​​ ‌‌‍​‌​ ‍‌​ ​‍‌‍‌​​ ‌‍‌‍​‌​ ​‍​ ​​​‍ ‌​ ‌‌​ ‌‌​ ​ ​ ‌‌​‍ ‌​ ‌​​ ‌​​ ​‌​ ​‍​‍ ‌‌‍​‌​ ‌ ​ ‍​​ ​‌​‍ ‌​ ‌​‌‍‌‍​ ​‍​ ​​​ ​​‌‍​‍‌‍​‌‌‍‌​​ ‌‍​ ‌‌​ ‌ ​ ‌‌​‍‌‍‌ ‌​‌ ‍‌‌ ​​‌‍‌‌​ ‌‌‍​ ‌ ​​‌ ‌‌​‍‌‍‌ ​​‌‍​‌‌ ‌​‌‍‍​​ ‌‌‍ ‍‌‍​‌‌‍ ‌‌‍‌‌​‍‌‍‌ ​​‌‍‌‌‌ ​‍‌ ​ ‌ ​​‌‍‌‌‌‍​ ‌ ‌​‌‍‍‌‌ ‌‍‌‍‌‌​ ‌‌ ​​‌ ‌‌‌‍​‍‌‍ ​‌‍‍‌‌ ​ ‌‍‍​‌‍‌‌‌‍‌​​‍​‍‌ ‌
$499.98
find more on cpus.gg
The AMD Ryzen 9 9900X comes with 12 cores and 24 threads, boosting up to 5.6 GHz, boasts 64MB L3 cache, a 120W TDP, and retailed for $499 at launch. This CPU is for those who
can't afford a 9950X and need a CPU for strictly workstation applications that desire more than 8 cores.​​​​‌ ‍ ​‍​‍‌‍ ‌ ​‍‌‍‍‌‌‍‌ ‌‍‍‌‌‍ ‍​‍​‍​ ‍‍​‍​‍‌ ​ ‌‍​‌‌‍ ‍‌‍‍‌‌ ‌​‌ ‍‌​‍ ‍‌‍‍‌‌‍ ​‍​‍​‍ ​​‍​‍‌‍‍​‌ ​‍‌‍‌‌‌‍‌‍​‍​‍​ ‍‍​‍​‍​‍ ‌‍​‌‌‍‌​‌‍ ‌‌‍‍‌‌‍ ‍​‍ ‌‍‍‌‌‍ ‍‌ ‌​‌‍‌‌‌‍ ‍‌ ‌​​‍ ‌‍‌‌‌‍‌​‌‍‍‌‌ ‌​​‍ ‌‍ ‌‌‍ ‌‍‌​‌‍‌‌​ ‌‌ ​​‌ ​‍‌‍‌‌‌ ​ ‌‍‌‌‌‍ ‍‌ ‌​‌‍​‌‌ ‌​‌‍‍‌‌‍ ‌‍ ‍​ ‍ ‌‍‍‌‌‍‌​​ ‌‌‍​‌​ ‍‌​ ​‍‌‍‌​​ ‌‍‌‍​‌​ ​‍​ ​​​‍ ‌​ ‌‌​ ‌‌​ ​ ​ ‌‌​‍ ‌​ ‌​​ ‌​​ ​‌​ ​‍​‍ ‌‌‍​‌​ ‌ ​ ‍​​ ​‌​‍ ‌​ ‌​‌‍‌‍​ ​‍​ ​​​ ​​‌‍​‍‌‍​‌‌‍‌​​ ‌‍​ ‌‌​ ‌ ​ ‌‌​ ‍ ‌ ‌​‌ ‍‌‌ ​​‌‍‌‌​ ‌‌‍​ ‌ ​​‌ ‌‌​ ‍ ‌ ​​‌‍​‌‌ ‌​‌‍‍​​ ‌‌‍‍‌​ ​‌​ ‍​‌‍ ‍‌‌ ‌‍‌​‌‍‌‌‌ ​ ‌‍​ ‌ ​‍‌‍‍‌‌ ​​‌ ‌​‌‍‍‌‌‍ ‌‍ ‍​‍‌‌​ ‌‌‌​​‍‌‌ ‌‍‍ ‌‍‌‌‌ ‍‌​‍‌‌​ ​ ‌​‌​​‍‌‌​ ​ ‌​‌​​‍‌‌​ ​‍​ ​‍‌‍‌‌‌‍ ‍​‍‌‌​ ​‍​ ​‍​‍‌‌​ ‌‌‌​‌​​‍ ‍‌ ‌‍‌‍​‌‌‍ ​‌ ‌‌‌‍‌‌​ ‌‍​‍‌‍​‌‌ ​ ‌‍‌‌‌‌‌‌‌ ​‍‌‍ ​​ ‌​‍‌‌​ ​‍‌​‌‍‌‍​‌‌‍‌​‌‍ ‌‌‍‍‌‌‍ ‍​‍‌‍‌‍‍‌‌‍‌​​ ‌‌‍​‌​ ‍‌​ ​‍‌‍‌​​ ‌‍‌‍​‌​ ​‍​ ​​​‍ ‌​ ‌‌​ ‌‌​ ​ ​ ‌‌​‍ ‌​ ‌​​ ‌​​ ​‌​ ​‍​‍ ‌‌‍​‌​ ‌ ​ ‍​​ ​‌​‍ ‌​ ‌​‌‍‌‍​ ​‍​ ​​​ ​​‌‍​‍‌‍​‌‌‍‌​​ ‌‍​ ‌‌​ ‌ ​ ‌‌​‍‌‍‌ ‌​‌ ‍‌‌ ​​‌‍‌‌​ ‌‌‍​ ‌ ​​‌ ‌‌​‍‌‍‌ ​​‌‍​‌‌ ‌​‌‍‍​​ ‌‌‍‍‌​ ​‌​ ‍​‌‍ ‍‌‌ ‌‍‌​‌‍‌‌‌ ​ ‌‍​ ‌ ​‍‌‍‍‌‌ ​​‌ ‌​‌‍‍‌‌‍ ‌‍ ‍​‍‌‌​ ‌‌‌​​‍‌‌ ‌‍‍ ‌‍‌‌‌ ‍‌​‍‌‌​ ​ ‌​‌​​‍‌‌​ ​ ‌​‌​​‍‌‌​ ​‍​ ​‍‌‍‌‌‌‍ ‍​‍‌‌​ ​‍​ ​‍​‍‌‌​ ‌‌‌​‌​​‍ ‍‌ ‌‍‌‍​‌‌‍ ​‌ ‌‌‌‍‌‌​‍‌‍‌ ​​‌‍‌‌‌ ​‍‌ ​ ‌ ​​‌‍‌‌‌‍​ ‌ ‌​‌‍‍‌‌ ‌‍‌‍‌‌​ ‌‌ ​​‌ ‌‌‌‍​‍‌‍ ​‌‍‍‌‌ ​ ‌‍‍​‌‍‌‌‌‍‌​​‍​‍‌ ‌
find more oncpus.gg
CPU (alternative) - AMD Ryzen 9 9950X​​​​‌ ‍ ​‍​‍‌‍ ‌ ​‍‌‍‍‌‌‍‌ ‌‍‍‌‌‍ ‍​‍​‍​ ‍‍​‍​‍‌ ​ ‌‍​‌‌‍ ‍‌‍‍‌‌ ‌​‌ ‍‌​‍ ‍‌‍‍‌‌‍ ​‍​‍​‍ ​​‍​‍‌‍‍​‌ ​‍‌‍‌‌‌‍‌‍​‍​‍​ ‍‍​‍​‍​‍ ‌‍​‌‌‍‌​‌‍ ‌‌‍‍‌‌‍ ‍​‍ ‌‍‍‌‌‍ ‍‌ ‌​‌‍‌‌‌‍ ‍‌ ‌​​‍ ‌‍‌‌‌‍‌​‌‍‍‌‌ ‌​​‍ ‌‍ ‌‌‍ ‌‍‌​‌‍‌‌​ ‌‌ ​​‌ ​‍‌‍‌‌‌ ​ ‌‍‌‌‌‍ ‍‌ ‌​‌‍​‌‌ ‌​‌‍‍‌‌‍ ‌‍ ‍​ ‍ ‌‍‍‌‌‍‌​​ ‌​ ​‌​ ‌‍‌‍‌‍​ ‌​​ ​​​ ‌‌‌‍​‌​ ‌ ​‍ ‌​ ​‍​ ​‌‌‍​ ‌‍‌‌​‍ ‌​ ‌​​ ‍​‌‍​‍​ ‍‌​‍ ‌​ ‍‌​ ‌​​ ‌​‌‍‌‌​‍ ‌​ ‍​‌‍​‍​ ‌‍​ ‌ ​ ​‍​ ‍‌‌‍​‌​ ‌​‌‍‌‌​ ‌‍​ ‌‌​ ‌ ​ ‍ ‌ ‌​‌ ‍‌‌ ​​‌‍‌‌​ ‌‌‍​ ‌ ​​‌ ‌‌​ ‍ ‌ ​​‌‍​‌‌ ‌​‌‍‍​​ ‌‌‍ ‍‌‍​‌‌‍ ‌‌‍‌‌​ ‌‍​‍‌‍​‌‌ ​ ‌‍‌‌‌‌‌‌‌ ​‍‌‍ ​​ ‌​‍‌‌​ ​‍‌​‌‍‌‍​‌‌‍‌​‌‍ ‌‌‍‍‌‌‍ ‍​‍‌‍‌‍‍‌‌‍‌​​ ‌​ ​‌​ ‌‍‌‍‌‍​ ‌​​ ​​​ ‌‌‌‍​‌​ ‌ ​‍ ‌​ ​‍​ ​‌‌‍​ ‌‍‌‌​‍ ‌​ ‌​​ ‍​‌‍​‍​ ‍‌​‍ ‌​ ‍‌​ ‌​​ ‌​‌‍‌‌​‍ ‌​ ‍​‌‍​‍​ ‌‍​ ‌ ​ ​‍​ ‍‌‌‍​‌​ ‌​‌‍‌‌​ ‌‍​ ‌‌​ ‌ ​‍‌‍‌ ‌​‌ ‍‌‌ ​​‌‍‌‌​ ‌‌‍​ ‌ ​​‌ ‌‌​‍‌‍‌ ​​‌‍​‌‌ ‌​‌‍‍​​ ‌‌‍ ‍‌‍​‌‌‍ ‌‌‍‌‌​‍‌‍‌ ​​‌‍‌‌‌ ​‍‌ ​ ‌ ​​‌‍‌‌‌‍​ ‌ ‌​‌‍‍‌‌ ‌‍‌‍‌‌​ ‌‌ ​​‌ ‌‌‌‍​‍‌‍ ​‌‍‍‌‌ ​ ‌‍‍​‌‍‌‌‌‍‌​​‍​‍‌ ‌
$699.98
$699.98
CPU Cooler - Air Cooler (Black - 6 Heat Pipes)​​​​‌ ‍ ​‍​‍‌‍ ‌ ​‍‌‍‍‌‌‍‌ ‌‍‍‌‌‍ ‍​‍​‍​ ‍‍​‍​‍‌ ​ ‌‍​‌‌‍ ‍‌‍‍‌‌ ‌​‌ ‍‌​‍ ‍‌‍‍‌‌‍ ​‍​‍​‍ ​​‍​‍‌‍‍​‌ ​‍‌‍‌‌‌‍‌‍​‍​‍​ ‍‍​‍​‍​‍ ‌‍​‌‌‍‌​‌‍ ‌‌‍‍‌‌‍ ‍​‍ ‌‍‍‌‌‍ ‍‌ ‌​‌‍‌‌‌‍ ‍‌ ‌​​‍ ‌‍‌‌‌‍‌​‌‍‍‌‌ ‌​​‍ ‌‍ ‌‌‍ ‌‍‌​‌‍‌‌​ ‌‌ ​​‌ ​‍‌‍‌‌‌ ​ ‌‍‌‌‌‍ ‍‌ ‌​‌‍​‌‌ ‌​‌‍‍‌‌‍ ‌‍ ‍​ ‍ ‌‍‍‌‌‍‌​​ ‌​ ​​​ ​​​ ‌‍​ ‍‌​ ‌‍​ ‌‌‌‍​ ​ ‌‍​‍ ‌​ ‍​‌‍‌‌‌‍‌​​ ‍​​‍ ‌​ ‌​​ ​ ‌‍​ ​ ​ ​‍ ‌​ ‍‌​ ​‌‌‍​‍​ ‍​​‍ ‌‌‍​‌‌‍‌​‌‍​ ​ ‌‍‌‍​‍​ ‍​​ ‌‍‌‍‌‌​ ​​​ ‌ ‌‍‌‍​ ​‌​ ‍ ‌ ‌​‌ ‍‌‌ ​​‌‍‌‌​ ‌‌‍​ ‌ ​​‌ ‌‌‌‍​ ‌‍ ‌‍ ‌‍ ​‌‍‌‌‌ ​‍​ ‍ ‌ ​​‌‍​‌‌ ‌​‌‍‍​​ ‌‌‍ ‍‌‍​‌‌‍ ‌‌‍‌‌​ ‌‍​‍‌‍​‌‌ ​ ‌‍‌‌‌‌‌‌‌ ​‍‌‍ ​​ ‌​‍‌‌​ ​‍‌​‌‍‌‍​‌‌‍‌​‌‍ ‌‌‍‍‌‌‍ ‍​‍‌‍‌‍‍‌‌‍‌​​ ‌​ ​​​ ​​​ ‌‍​ ‍‌​ ‌‍​ ‌‌‌‍​ ​ ‌‍​‍ ‌​ ‍​‌‍‌‌‌‍‌​​ ‍​​‍ ‌​ ‌​​ ​ ‌‍​ ​ ​ ​‍ ‌​ ‍‌​ ​‌‌‍​‍​ ‍​​‍ ‌‌‍​‌‌‍‌​‌‍​ ​ ‌‍‌‍​‍​ ‍​​ ‌‍‌‍‌‌​ ​​​ ‌ ‌‍‌‍​ ​‌​‍‌‍‌ ‌​‌ ‍‌‌ ​​‌‍‌‌​ ‌‌‍​ ‌ ​​‌ ‌‌‌‍​ ‌‍ ‌‍ ‌‍ ​‌‍‌‌‌ ​‍​‍‌‍‌ ​​‌‍​‌‌ ‌​‌‍‍​​ ‌‌‍ ‍‌‍​‌‌‍ ‌‌‍‌‌​‍‌‍‌ ​​‌‍‌‌‌ ​‍‌ ​ ‌ ​​‌‍‌‌‌‍​ ‌ ‌​‌‍‍‌‌ ‌‍‌‍‌‌​ ‌‌ ​​‌ ‌‌‌‍​‍‌‍ ​‌‍‍‌‌ ​ ‌‍‍​‌‍‌‌‌‍‌​​‍​‍‌ ‌
$49.41
$49.41
GPU - Nvidia Geforce RTX 5090​​​​‌ ‍ ​‍​‍‌‍ ‌ ​‍‌‍‍‌‌‍‌ ‌‍‍‌‌‍ ‍​‍​‍​ ‍‍​‍​‍‌ ​ ‌‍​‌‌‍ ‍‌‍‍‌‌ ‌​‌ ‍‌​‍ ‍‌‍‍‌‌‍ ​‍​‍​‍ ​​‍​‍‌‍‍​‌ ​‍‌‍‌‌‌‍‌‍​‍​‍​ ‍‍​‍​‍​‍ ‌‍​‌‌‍‌​‌‍ ‌‌‍‍‌‌‍ ‍​‍ ‌‍‍‌‌‍ ‍‌ ‌​‌‍‌‌‌‍ ‍‌ ‌​​‍ ‌‍‌‌‌‍‌​‌‍‍‌‌ ‌​​‍ ‌‍ ‌‌‍ ‌‍‌​‌‍‌‌​ ‌‌ ​​‌ ​‍‌‍‌‌‌ ​ ‌‍‌‌‌‍ ‍‌ ‌​‌‍​‌‌ ‌​‌‍‍‌‌‍ ‌‍ ‍​ ‍ ‌‍‍‌‌‍‌​​ ‌​ ​​​ ‌‌‌‍‌‌‌‍‌​‌‍​ ​ ​​​ ​‌​ ‌‌​‍ ‌​ ​ ​ ‌‌​ ​‌​ ​ ​‍ ‌​ ‌​‌‍​‍​ ​‌​ ‌‌​‍ ‌​ ‍​​ ​ ​ ‌ ‌‍​‍​‍ ‌​ ​‌​ ​‍​ ‌​​ ‌​‌‍​‌​ ​ ‌‍​ ‌‍​‍‌‍​‌‌‍‌​​ ‌​​ ​‍​ ‍ ‌ ‌​‌ ‍‌‌ ​​‌‍‌‌​ ‌‌‍‌ ‌ ​​‌ ‌‌​ ‍ ‌ ​​‌‍​‌‌ ‌​‌‍‍​​ ‌‌‍ ‍‌‍​‌‌‍ ‌‌‍‌‌​ ‌‍​‍‌‍​‌‌ ​ ‌‍‌‌‌‌‌‌‌ ​‍‌‍ ​​ ‌​‍‌‌​ ​‍‌​‌‍‌‍​‌‌‍‌​‌‍ ‌‌‍‍‌‌‍ ‍​‍‌‍‌‍‍‌‌‍‌​​ ‌​ ​​​ ‌‌‌‍‌‌‌‍‌​‌‍​ ​ ​​​ ​‌​ ‌‌​‍ ‌​ ​ ​ ‌‌​ ​‌​ ​ ​‍ ‌​ ‌​‌‍​‍​ ​‌​ ‌‌​‍ ‌​ ‍​​ ​ ​ ‌ ‌‍​‍​‍ ‌​ ​‌​ ​‍​ ‌​​ ‌​‌‍​‌​ ​ ‌‍​ ‌‍​‍‌‍​‌‌‍‌​​ ‌​​ ​‍​‍‌‍‌ ‌​‌ ‍‌‌ ​​‌‍‌‌​ ‌‌‍‌ ‌ ​​‌ ‌‌​‍‌‍‌ ​​‌‍​‌‌ ‌​‌‍‍​​ ‌‌‍ ‍‌‍​‌‌‍ ‌‌‍‌‌​‍‌‍‌ ​​‌‍‌‌‌ ​‍‌ ​ ‌ ​​‌‍‌‌‌‍​ ‌ ‌​‌‍‍‌‌ ‌‍‌‍‌‌​ ‌‌ ​​‌ ‌‌‌‍​‍‌‍ ​‌‍‍‌‌ ​ ‌‍‍​‌‍‌‌‌‍‌​​‍​‍‌ ‌
$6490.03